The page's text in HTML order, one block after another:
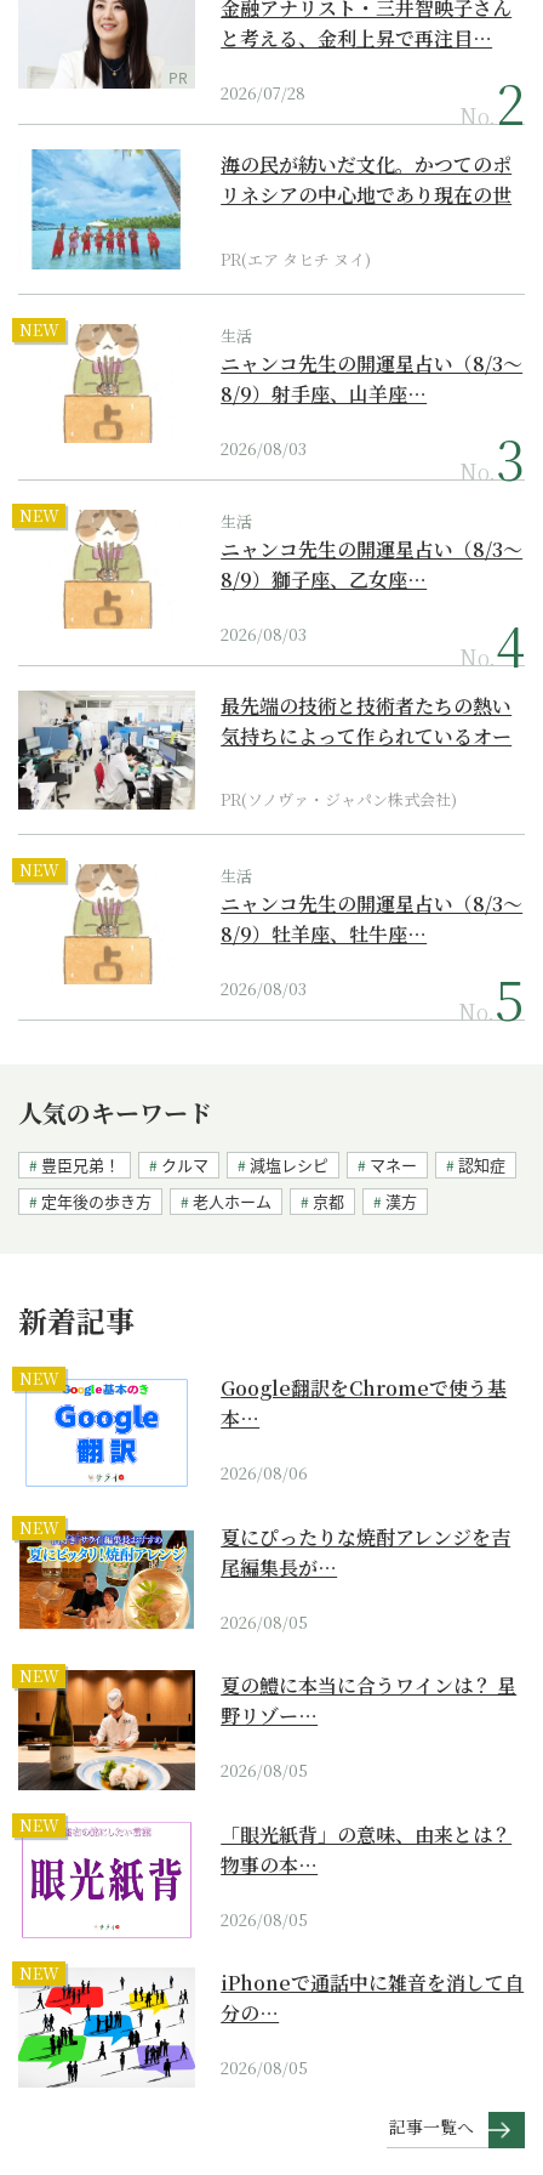
PR
金融アナリスト・三井智映子さん
と考える、金利上昇で再注目…
2026/07/28
No.
海の民が紡いだ文化。かつてのポ
リネシアの中心地であり現在の世
PR(エア タヒチ ヌイ)
NEW 生活
ニャンコ先生の開運星占い（8/3～
8/9）射手座、山羊座…
2026/08/03
No.
NEW 生活
ニャンコ先生の開運星占い（8/3～
8/9）獅子座、乙女座…
2026/08/03
No.
最先端の技術と技術者たちの熱い
気持ちによって作られているオー
PR(ソノヴァ・ジャパン株式会社)
NEW 生活
ニャンコ先生の開運星占い（8/3～
8/9）牡羊座、牡牛座…
2026/08/03
No.
人気のキーワード
豊臣兄弟！ クルマ 減塩レシピ マネー
認知症
定年後の歩き方
老人ホーム 京都 漢方
新着記事
NEW
Google翻訳をChromeで使う基
本…
2026/08/06
NEW
夏にぴったりな焼酎アレンジを吉
尾編集長が…
2026/08/05
NEW
夏の鱧に本当に合うワインは？ 星
野リゾー…
2026/08/05
NEW
「眼光紙背」の意味、由来とは？
物事の本…
2026/08/05
NEW
iPhoneで通話中に雑音を消して自
分の…
2026/08/05
記事一覧へ